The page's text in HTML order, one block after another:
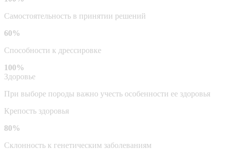
Самостоятельность в принятии решений
60%
Способности к дрессировке
100%
Здоровье
При выборе породы важно учесть особенности ее здоровья
Крепость здоровья
80%
Склонность к генетическим заболеваниям